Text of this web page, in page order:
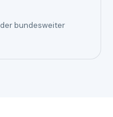
bundesweiter